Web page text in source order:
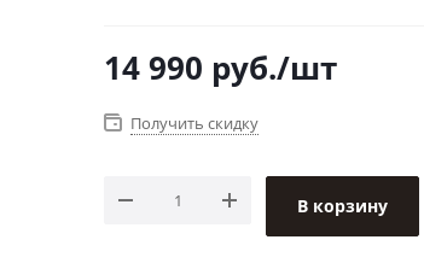
14 990 руб./шт
Получить скидку
В корзину